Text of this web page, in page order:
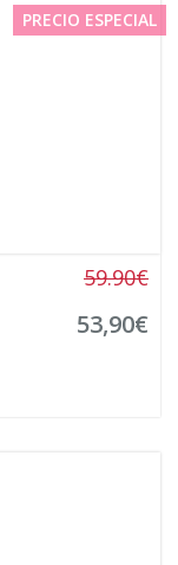
PRECIO ESPECIAL
59.90€
53,90€